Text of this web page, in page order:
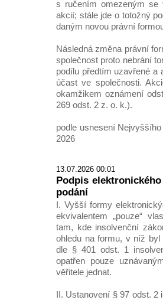
s ručením omezeným se
akcií; stále jde o totožný
daným novou právní
Následná změna právní
společnost proto nebrání
podílu předtím uzavřené a
účast ve společnosti.
okamžikem oznámení
269 odst. 2 z. o. k.).
podle usnesení
2026
13.07.2026 00:01
Podpis
podání
I. Vyšší formy
ekvivalentem „pouze“
tam, kde insolvenční
ohledu na formu, v níž
dle § 401 odst. 1
opatřen pouze
věřitele jednat.
II. Ustanovení § 97 odst. 2